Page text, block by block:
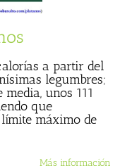
a partir del
legumbres;
unos 111
que
máximo de
Más información